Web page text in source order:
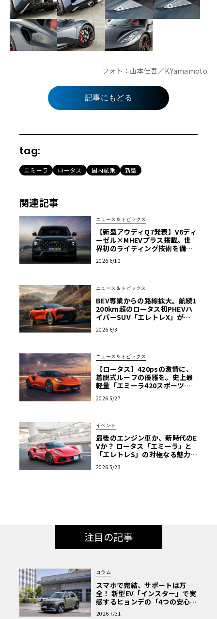
フォト：山本佳吾／K.Yamamoto
記事にもどる
tag:
エミーラ ロータス 国内試乗 新型
関連記事
ニュース＆トピックス
【新型アウディQ7発表】V6ディ
ーゼル×MHEVプラス搭載。世
界初のライティング技術を備え
2026 6/10
ニュース＆トピックス
BEV専業からの路線拡大。航続1
200km超のロータス初PHEVハ
イパーSUV「エレトレX」が欧
2026 6/3
ニュース＆トピックス
【ロータス】420psの激情に、
着脱式ルーフの優雅を。史上最
軽量「エミーラ420スポーツ」
2026 5/27
イベント
最後のエンジン車か、新時代のE
Vか？ ロータス「エミーラ」と
「エレトレS」の対極なる魅力を
ーズミート2026横浜】
2026 5/23
注目の記事
コラム
スマホで完結、サポートは万
全！ 新型EV「インスター」で実
感するヒョンデの「4つの安心」
【第1回・ヒョンデ6つの疑問：
2026 7/31